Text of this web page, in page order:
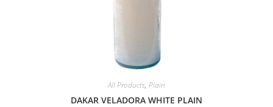
All Products, Plain
DAKAR VELADORA WHITE PLAIN